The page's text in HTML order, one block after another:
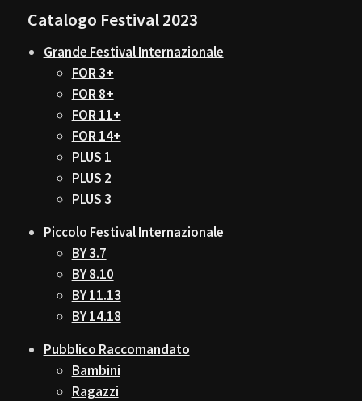
Catalogo Festival 2023
Grande Festival Internazionale
FOR 3+
FOR 8+
FOR 11+
FOR 14+
PLUS 1
PLUS 2
PLUS 3
Piccolo Festival Internazionale
BY 3.7
BY 8.10
BY 11.13
BY 14.18
Pubblico Raccomandato
Bambini
Ragazzi